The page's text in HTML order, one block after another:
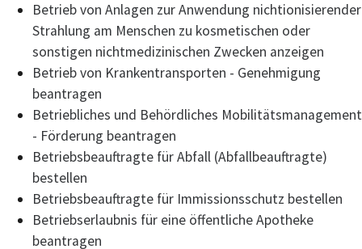
Betrieb von Anlagen zur Anwendung nichtionisierender
Strahlung am Menschen zu kosmetischen oder
sonstigen nichtmedizinischen Zwecken anzeigen
Betrieb von Krankentransporten - Genehmigung
beantragen
Betriebliches und Behördliches Mobilitätsmanagement
- Förderung beantragen
Betriebsbeauftragte für Abfall (Abfallbeauftragte)
bestellen
Betriebsbeauftragte für Immissionsschutz bestellen
Betriebserlaubnis für eine öffentliche Apotheke
beantragen